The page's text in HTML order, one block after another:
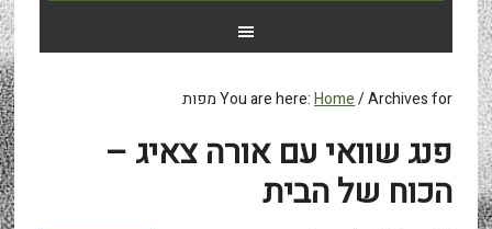
You are here:Home/Archives for מפות
פנג שוואי עם אורה צאיג –
הכוח של הבית